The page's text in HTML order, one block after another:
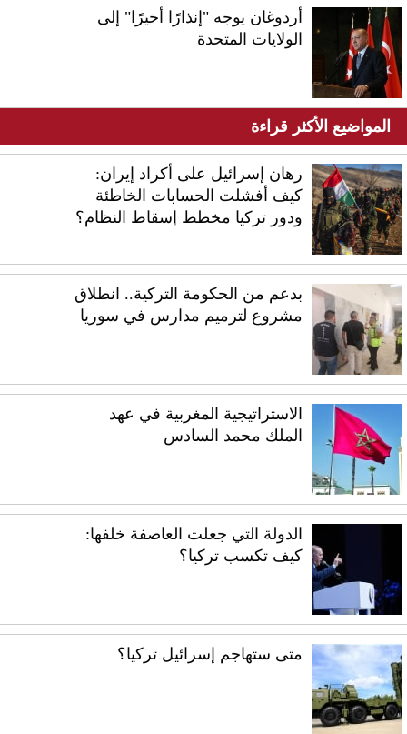
أردوغان يوجه "إنذارًا أخيرًا" إلى
الولايات المتحدة
المواضيع الأكثر قراءة
رهان إسرائيل على أكراد إيران:
كيف أفشلت الحسابات الخاطئة
ودور تركيا مخطط إسقاط النظام؟
بدعم من الحكومة التركية.. انطلاق
مشروع لترميم مدارس في سوريا
الاستراتيجية المغربية في عهد
الملك محمد السادس
الدولة التي جعلت العاصفة خلفها:
كيف تكسب تركيا؟
متى ستهاجم إسرائيل تركيا؟